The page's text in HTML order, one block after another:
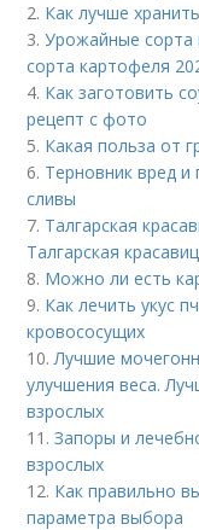
2. Как лучше
3.Урожайные сорта
сорта картофеля
4. Как заготовить
рецепт с фото
5. Какая польза от
6. Терновник вред и
сливы
7. Талгарская
Талгарская
8. Можно ли есть
9. Как лечить укус
кровососущих
10.Лучшие
улучшения веса.
взрослых
11.Запоры и
взрослых
12. Как правильно
параметра выбора